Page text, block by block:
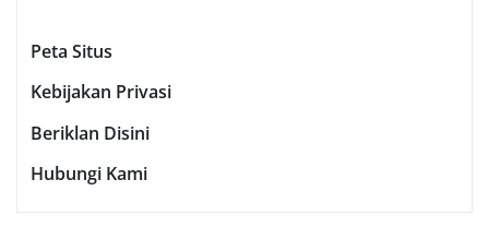
Peta Situs
Kebijakan Privasi
Beriklan Disini
Hubungi Kami